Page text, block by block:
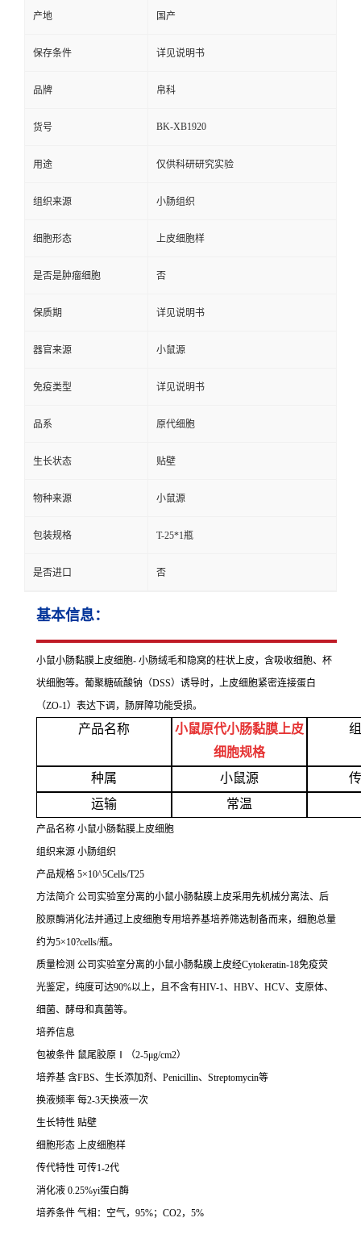
产地 国产
保存条件 详见说明书
品牌 帛科
货号 BK-XB1920
用途 仅供科研研究实验
组织来源 小肠组织
细胞形态 上皮细胞样
是否是肿瘤细胞 否
保质期 详见说明书
器官来源 小鼠源
免疫类型 详见说明书
品系 原代细胞
生长状态 贴壁
物种来源 小鼠源
包装规格 T-25*1瓶
是否进口 否
基本信息：
小鼠小肠黏膜上皮细胞- 小肠绒毛和隐窝的柱状上皮，含吸收细胞、杯
状细胞等。葡聚糖硫酸钠（DSS）诱导时，上皮细胞紧密连接蛋白
（ZO-1）表达下调，肠屏障功能受损。
产品名称
小鼠原代小肠黏膜上皮
细胞规格
种属 小鼠源
运输
常温
产品名称 小鼠小肠黏膜上皮细胞
组织来源 小肠组织
产品规格 5×10^5Cells/T25
方法简介 公司实验室分离的小鼠小肠黏膜上皮采用先机械分离法、后
胶原酶消化法并通过上皮细胞专用培养基培养筛选制备而来，细胞总量
约为5×10?cells/瓶。
质量检测 公司实验室分离的小鼠小肠黏膜上皮经Cytokeratin-18免疫荧
光鉴定，纯度可达90%以上，且不含有HIV-1、HBV、HCV、支原体、
细菌、酵母和真菌等。
培养信息
包被条件 鼠尾胶原 Ⅰ（2-5μg/cm2）
培养基 含FBS、生长添加剂、Penicillin、Streptomycin等
换液频率 每2-3天换液一次
生长特性 贴壁
细胞形态 上皮细胞样
传代特性 可传1-2代
消化液 0.25%yi蛋白酶
培养条件 气相：空气， 95%；CO2，5%